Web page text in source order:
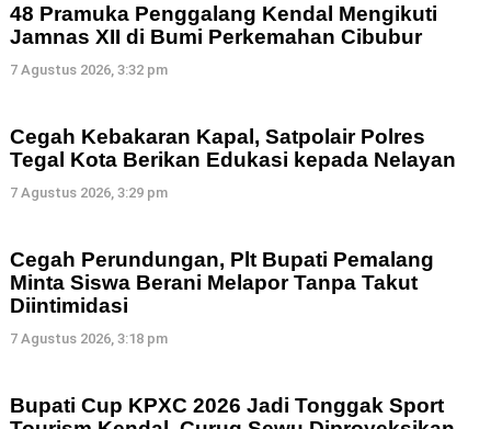
48 Pramuka Penggalang Kendal Mengikuti
Jamnas XII di Bumi Perkemahan Cibubur
7 Agustus 2026, 3:32 pm
Cegah Kebakaran Kapal, Satpolair Polres
Tegal Kota Berikan Edukasi kepada Nelayan
7 Agustus 2026, 3:29 pm
Cegah Perundungan, Plt Bupati Pemalang
Minta Siswa Berani Melapor Tanpa Takut
Diintimidasi
7 Agustus 2026, 3:18 pm
Bupati Cup KPXC 2026 Jadi Tonggak Sport